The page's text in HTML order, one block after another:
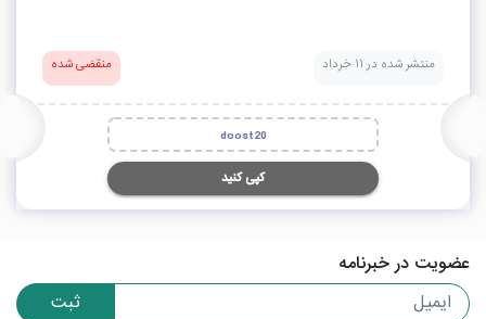
منتشر شده در 11 خرداد منقضی شده
doost20
کپی کنید
عضویت در خبرنامه
ثبت